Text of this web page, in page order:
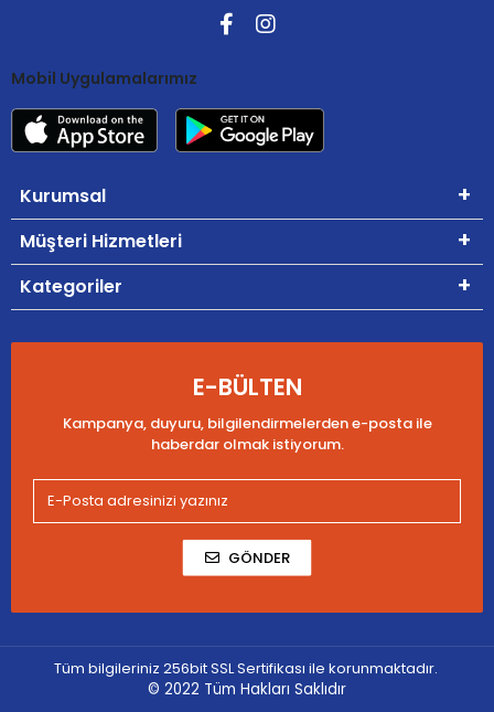
Mobil Uygulamalarımız
Kurumsal
Müşteri Hizmetleri
Kategoriler
E-BÜLTEN
Kampanya, duyuru, bilgilendirmelerden e-posta ile
haberdar olmak istiyorum.
GÖNDER
Tüm bilgileriniz 256bit SSL Sertifikası ile korunmaktadır.
© 2022 Tüm Hakları Saklıdır